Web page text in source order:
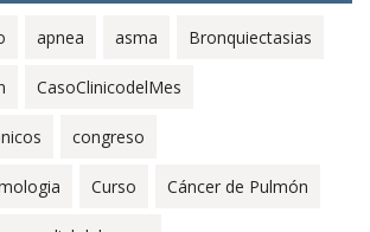
apnea asma Bronquiectasias
CasoClinicodelMes
congreso
Curso Cáncer de Pulmón